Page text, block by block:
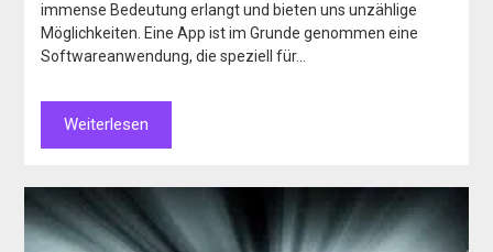
immense Bedeutung erlangt und bieten uns unzählige
Möglichkeiten. Eine App ist im Grunde genommen eine
Softwareanwendung, die speziell für…
Weiterlesen